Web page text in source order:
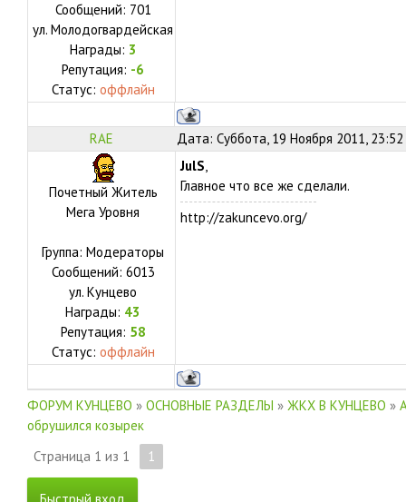
Сообщений: 701
ул. Молодогвардейская
Награды: 3
Репутация: -6
Статус: оффлайн
RAE Дата: Суббота, 19 Ноября 2011,
Почетный Житель
Мега Уровня
Группа: Модераторы
Сообщений: 6013
ул. Кунцево
Награды: 43
Репутация: 58
Статус: оффлайн
JulS,
Главное что все же сделали.
http://zakuncevo.org/
ФОРУМ КУНЦЕВО » ОСНОВНЫЕ РАЗДЕЛЫ » ЖКХ В КУНЦЕВО »
обрушился козырек
Страница 1 из 1 1